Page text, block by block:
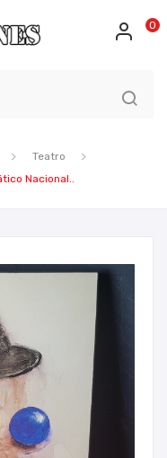
0
Teatro
Nacional..